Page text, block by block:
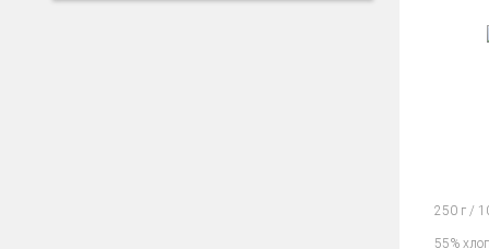
250 г /
55%